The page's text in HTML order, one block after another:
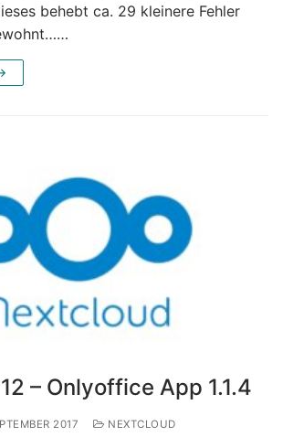
behebt ca. 29 kleinere Fehler
– Onlyoffice App 1.1.4
2017
NEXTCLOUD